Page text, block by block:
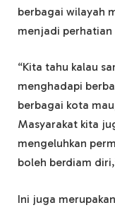
berbagai wilayah
menjadi
“Kita tahu kalau
menghadapi
berbagai kota
Masyarakat kita
mengeluhkan
boleh berdiam
Ini juga